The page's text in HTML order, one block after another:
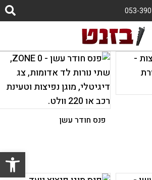
פתח סרגל נגישות
פנס חודר עשן